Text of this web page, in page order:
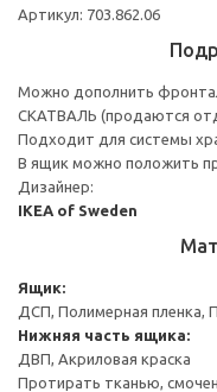
Артикул: 703.862.06
Можно дополнить
СКАТВАЛЬ (продаются
Подходит для системы
В ящик можно положить
Дизайнер:
IKEA of Sweden
Ящик:
ДСП, Полимерная пленка,
Нижняя часть ящика:
ДВП, Акриловая краска
Протирать тканью,